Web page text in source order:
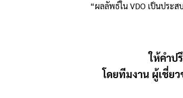
“ผลลัพธ์ใน VDO เป็นประ
ให้คำป
โดยทีมงาน ผู้เชี่ย